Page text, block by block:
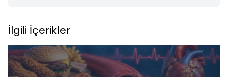
İlgili İçerikler